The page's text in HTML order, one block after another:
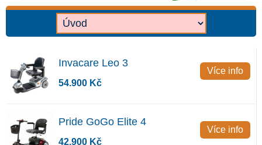
Invacare Leo 3
54.900 Kč
Více info
Pride GoGo Elite 4
42.900 Kč
Více info